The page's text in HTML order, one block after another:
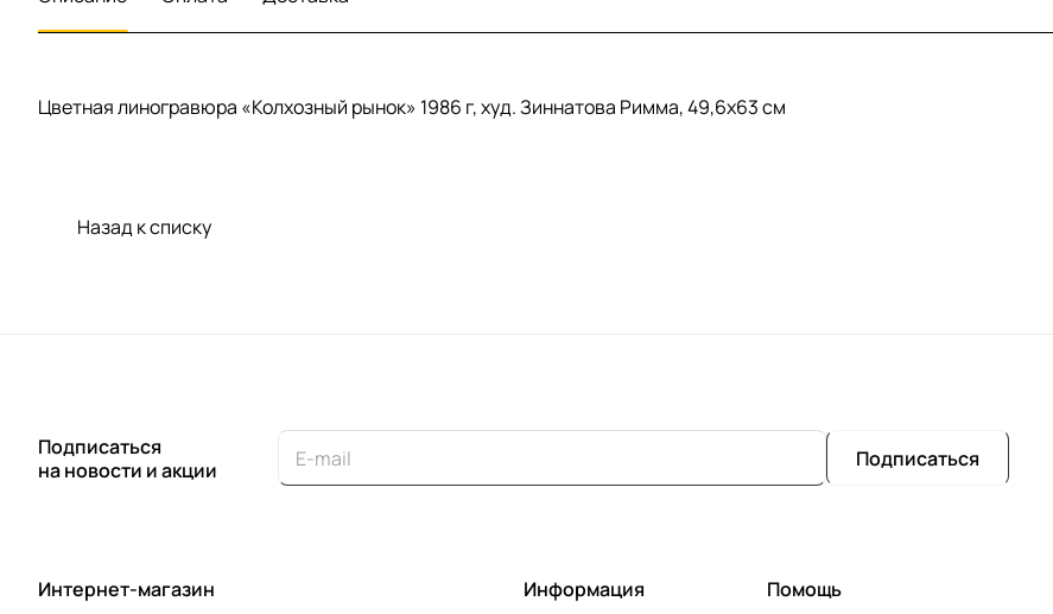
Цветная линогравюра «Колхозный рынок» 1986 г, худ. Зиннатова Римма, 49,6х63 см
Назад к списку
Подписаться
на новости и акции
Подписаться
Интернет-магазин Информация Помощь